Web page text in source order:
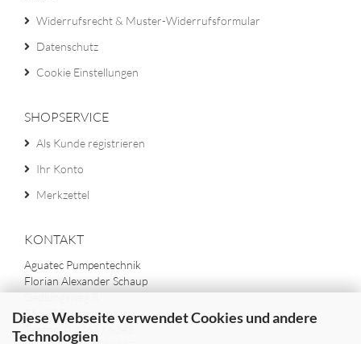
Diese Webseite verwendet Cookies und andere
Technologien
Widerrufsrecht & Muster-Widerrufsformular
Datenschutz
Cookie Einstellungen
SHOPSERVICE
Als Kunde registrieren
Ihr Konto
Merkzettel
KONTAKT
Aguatec Pumpentechnik
Florian Alexander Schaup
Siedlungsweg 8
51647 Gummersbach
Telefon: 0 2763 / 6343